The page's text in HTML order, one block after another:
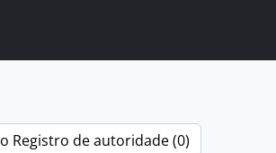
Registro de autoridade (0)